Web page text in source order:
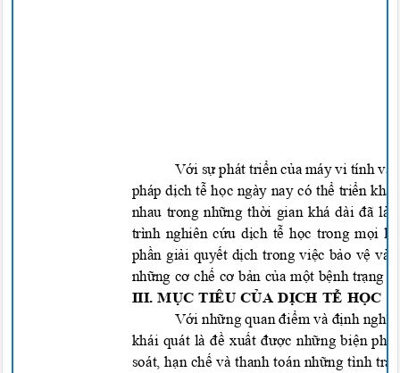
Với sự phát triển của máy vi tính và
pháp dịch tễ học ngày nay có thể triển
nhau trong những thời gian khá dài đã
trình nghiên cứu dịch tễ học trong mọi
phần giải quyết dịch trong việc bảo vệ
những cơ chế cơ bản của một bệnh trạng
III. MỤC TIÊU CỦA DỊCH TỄ HỌC
Với những quan điểm và định
khái quát là đề xuất được những biện
soát, hạn chế và thanh toán những tình